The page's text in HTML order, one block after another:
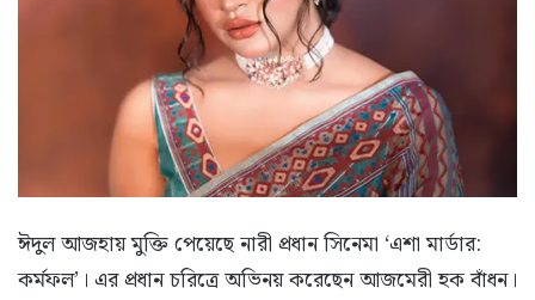
ঈদুল আজহায় মুক্তি পেয়েছে নারী প্রধান সিনেমা ‘এশা মার্ডার:
কর্মফল’। এর প্রধান চরিত্রে অভিনয় করেছেন আজমেরী হক বাঁধন।